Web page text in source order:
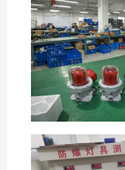
Chi siamo